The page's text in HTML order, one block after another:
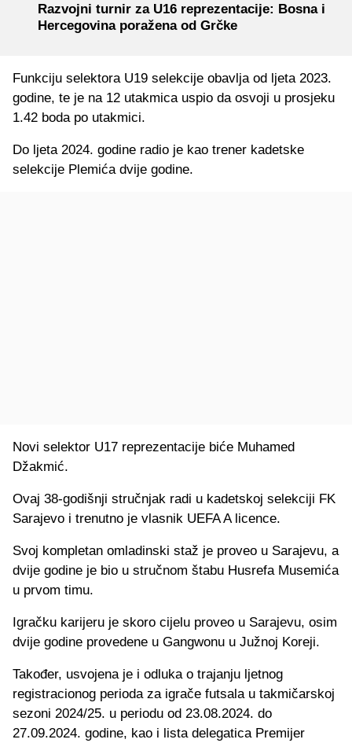
Razvojni turnir za U16 reprezentacije: Bosna i
Hercegovina poražena od Grčke
Funkciju selektora U19 selekcije obavlja od ljeta 2023.
godine, te je na 12 utakmica uspio da osvoji u prosjeku
1.42 boda po utakmici.
Do ljeta 2024. godine radio je kao trener kadetske
selekcije Plemića dvije godine.
Novi selektor U17 reprezentacije biće Muhamed
Džakmić.
Ovaj 38-godišnji stručnjak radi u kadetskoj selekciji FK
Sarajevo i trenutno je vlasnik UEFA A licence.
Svoj kompletan omladinski staž je proveo u Sarajevu, a
dvije godine je bio u stručnom štabu Husrefa Musemića
u prvom timu.
Igračku karijeru je skoro cijelu proveo u Sarajevu, osim
dvije godine provedene u Gangwonu u Južnoj Koreji.
Također, usvojena je i odluka o trajanju ljetnog
registracionog perioda za igrače futsala u takmičarskoj
sezoni 2024/25. u periodu od 23.08.2024. do
27.09.2024. godine, kao i lista delegatica Premijer